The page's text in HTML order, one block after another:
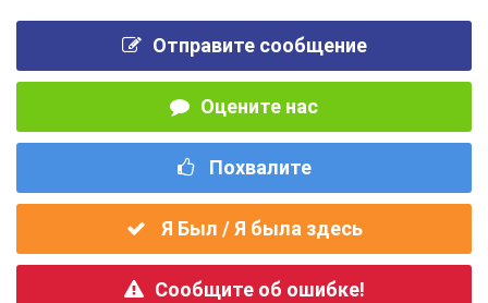
Отправите сообщение
Оцените нас
Похвалите
Я Был / Я была здесь
Сообщите об ошибке!